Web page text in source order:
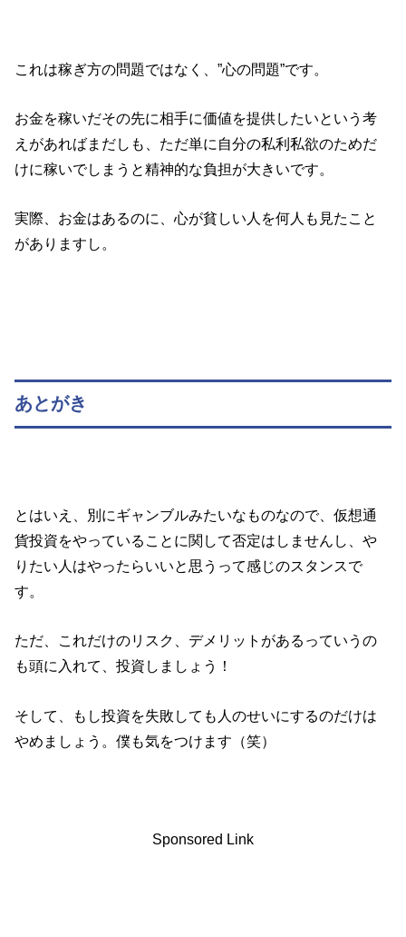
これは稼ぎ方の問題ではなく、”心の問題”です。
お金を稼いだその先に相手に価値を提供したいという考
えがあればまだしも、ただ単に自分の私利私欲のためだ
けに稼いでしまうと精神的な負担が大きいです。
実際、お金はあるのに、心が貧しい人を何人も見たこと
がありますし。
あとがき
とはいえ、別にギャンブルみたいなものなので、仮想通
貨投資をやっていることに関して否定はしませんし、や
りたい人はやったらいいと思うって感じのスタンスで
す。
ただ、これだけのリスク、デメリットがあるっていうの
も頭に入れて、投資しましょう！
そして、もし投資を失敗しても人のせいにするのだけは
やめましょう。僕も気をつけます（笑）
Sponsored Link